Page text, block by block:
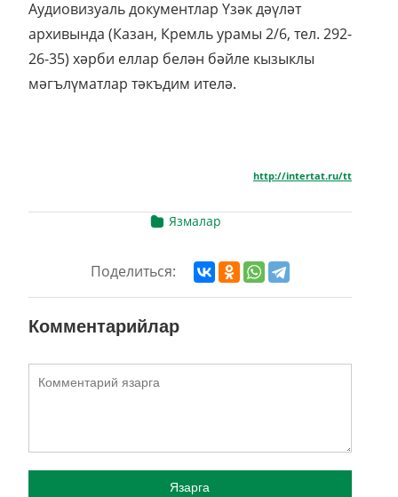
Аудиовизуаль документлар Үзәк дәүләт
архивында (Казан, Кремль урамы 2/6, тел. 292-
26-35) хәрби еллар белән бәйле кызыклы
мәгълүматлар тәкъдим ителә.
http://intertat.ru/tt
Язмалар
Поделиться:
Комментарийлар
Язарга